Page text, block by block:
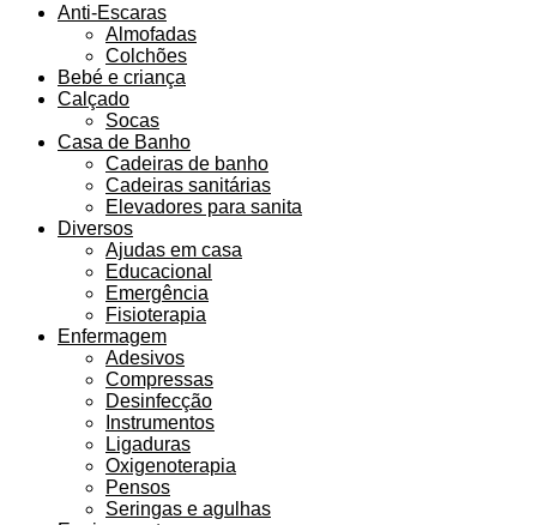
Anti-Escaras
Almofadas
Colchões
Bebé e criança
Calçado
Socas
Casa de Banho
Cadeiras de banho
Cadeiras sanitárias
Elevadores para sanita
Diversos
Ajudas em casa
Educacional
Emergência
Fisioterapia
Enfermagem
Adesivos
Compressas
Desinfecção
Instrumentos
Ligaduras
Oxigenoterapia
Pensos
Seringas e agulhas